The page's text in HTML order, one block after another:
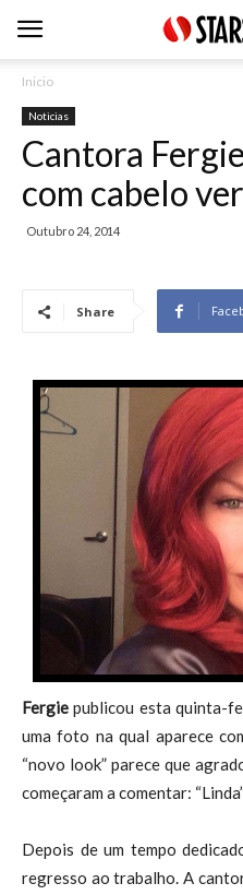
Inicio
Noticias
Cantora
com cabelo
Outubro 24, 2014
Share
Fergie publicou esta quinta-
uma foto na qual aparece
“novo look” parece que
começaram a comentar:
Depois de um tempo
regresso ao trabalho. A